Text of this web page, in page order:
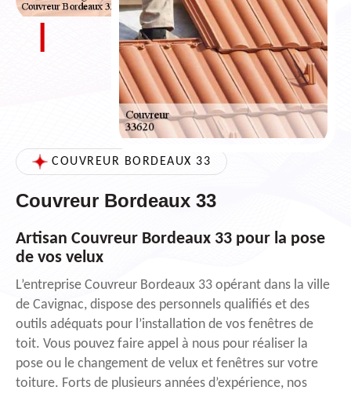
COUVREUR BORDEAUX 33
Couvreur Bordeaux 33
Artisan Couvreur Bordeaux 33 pour la pose
de vos velux
L’entreprise Couvreur Bordeaux 33 opérant dans la ville
de Cavignac, dispose des personnels qualifiés et des
outils adéquats pour l’installation de vos fenêtres de
toit. Vous pouvez faire appel à nous pour réaliser la
pose ou le changement de velux et fenêtres sur votre
toiture. Forts de plusieurs années d’expérience, nos